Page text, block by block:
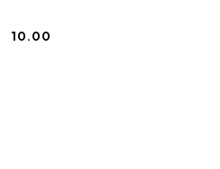
Cena:
10.00